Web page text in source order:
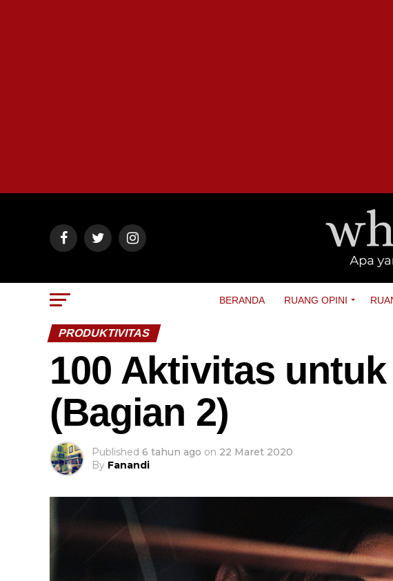
BERANDA RUANG OPINI
PRODUKTIVITAS
100 Aktivitas
(Bagian 2)
Published 6 tahun ago on 22 Maret 2020
By Fanandi